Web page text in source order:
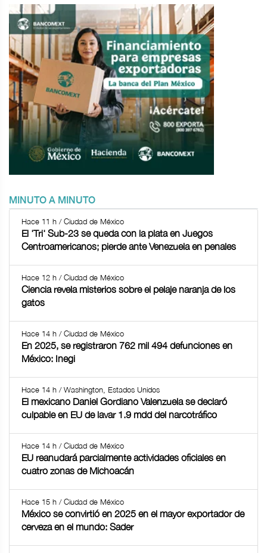
MINUTO A MINUTO
Hace 11 h / Ciudad de México
El 'Tri' Sub-23 se queda con la plata en Juegos
Centroamericanos; pierde ante Venezuela en penales
Hace 12 h / Ciudad de México
Ciencia revela misterios sobre el pelaje naranja de los
gatos
Hace 14 h / Ciudad de México
En 2025, se registraron 762 mil 494 defunciones en
México: Inegi
Hace 14 h / Washington, Estados Unidos
El mexicano Daniel Gordiano Valenzuela se declaró
culpable en EU de lavar 1.9 mdd del narcotráfico
Hace 14 h / Ciudad de México
EU reanudará parcialmente actividades oficiales en
cuatro zonas de Michoacán
Hace 15 h / Ciudad de México
México se convirtió en 2025 en el mayor exportador de
cerveza en el mundo: Sader